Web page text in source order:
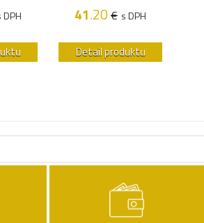
DPH 41.20€ s DPH
Detail produktu